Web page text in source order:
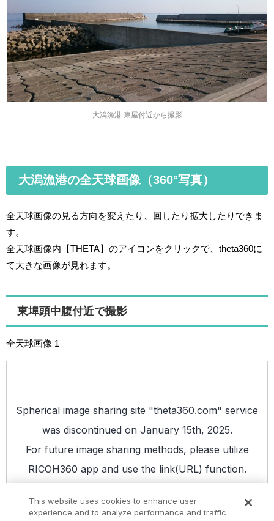
大潟漁港 東屋付近から撮影
大潟漁港の全天球画像（360°写真）
全天球画像の見る方向を変えたり、回したり拡大したりできま
す。
全天球画像内【THETA】のアイコンをクリックで、theta360に
て大きな画像が見れます。
東埠頭中腹付近で撮影
全天球画像 1